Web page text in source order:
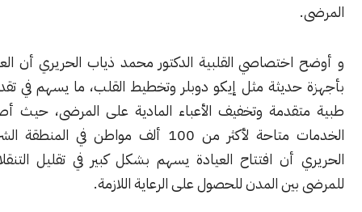
القلبية الدكتور محمد ذياب الحريري أن العيادة مزودة
مثل إيكو دوبلر وتخطيط القلب، ما يسهم في تقديم خدمات
وتخفيف الأعباء المادية على المرضى، حيث أصبحت هذه
الخدمات متاحة لأكثر من 100 ألف مواطن في المنطقة الشرقية. وأكد
أن افتتاح العيادة يسهم بشكل كبير في تقليل التنقلات الطويلة
المدن للحصول على الرعاية اللازمة.